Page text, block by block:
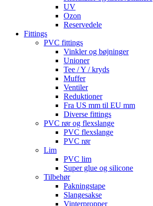
UV
Ozon
Reservedele
Fittings
PVC fittings
Vinkler og bøjninger
Unioner
Tee / Y / kryds
Muffer
Ventiler
Reduktioner
Fra US mm til EU mm
Diverse fittings
PVC rør og flexslange
PVC flexslange
PVC rør
Lim
PVC lim
Super glue og silicone
Tilbehør
Pakningstape
Slangesakse
Vinterpropper